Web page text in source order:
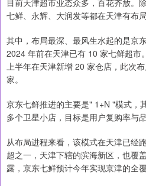
目前天津超市业态众多，百花齐放。
七鲜、永辉、大润发等都在天津有布局
其中，布局最深、最风生水起的是京
2024 年前在天津已有 10 家七鲜超市
上半年在天津新增 20 家仓店，此次
家。
京东七鲜推进的主要是" 1+N "模式，
多个卫星小店，目标是用户复购率与
从布局进程来看，该模式在天津已经
超之一，天津下辖的滨海新区，也覆
露，京东七鲜预计今年实现京津的全覆